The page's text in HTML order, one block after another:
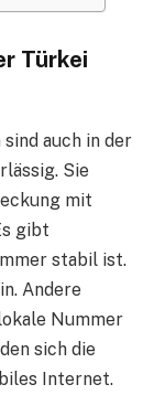
Türkei
auch in der
Sie
mit
gibt
stabil ist.
Andere
Nummer
sich die
Internet.